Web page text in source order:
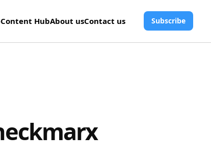
Content HubAbout usContact us Subscribe